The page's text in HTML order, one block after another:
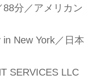
分／アメリカン
New York／日本
SERVICES LLC